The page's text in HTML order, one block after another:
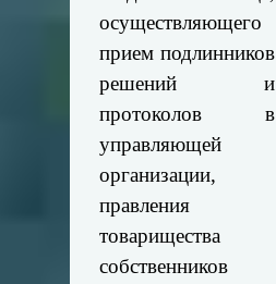
осуществляющего
прием подлинников
решений и
протоколов в
управляющей
организации,
правления
товарищества
собственников